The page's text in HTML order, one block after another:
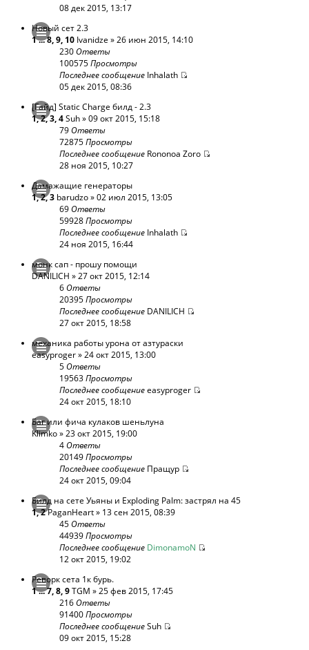
08 дек 2015, 13:17
Новый сет 2.3
1...8,9, 10 Ivanidze » 26 июн 2015, 14:10
230Ответы
100575Просмотры
Последнее сообщение Inhalath
05 дек 2015, 08:36
[Гайд] Static Charge билд - 2.3
1,2,3,4Suh» 09 окт 2015, 15:18
79Ответы
72875Просмотры
Последнее сообщение Rononoa Zoro
28 ноя 2015, 10:27
Дамажащие генераторы
1,2,3 barudzo» 02 июл 2015, 13:05
69Ответы
59928Просмотры
Последнее сообщение Inhalath
24 ноя 2015, 16:44
монк сап - прошу помощи
DANILICH » 27 окт 2015, 12:14
6Ответы
20395Просмотры
Последнее сообщение DANILICH
27 окт 2015, 18:58
механика работы урона от азтураски
easyproger» 24 окт 2015, 13:00
5Ответы
19563Просмотры
Последнее сообщениеeasyproger
24 окт 2015, 18:10
Баг или фича кулаков шеньлуна
Klimko» 23 окт 2015, 19:00
4Ответы
20149Просмотры
Последнее сообщение Пращур
24 окт 2015, 09:04
Билд на сете Уьяны и Exploding Palm: застрял на 45
1,2PaganHeart» 13 сен 2015, 08:39
45Ответы
44939Просмотры
Последнее сообщение DimonamoN
12 окт 2015, 19:02
Реворк сета 1к бурь.
1...7,8,9TGM » 25 фев 2015, 17:45
216Ответы
91400Просмотры
Последнее сообщениеSuh
09 окт 2015, 15:28